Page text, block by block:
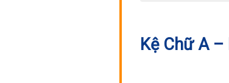
Kệ Chữ A –